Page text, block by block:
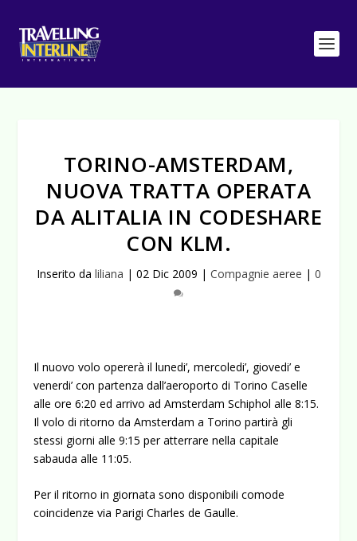
TORINO-AMSTERDAM,
NUOVA TRATTA OPERATA
DA ALITALIA IN CODESHARE
CON KLM.
Inserito da liliana | 02 Dic 2009 | Compagnie aeree | 0
Il nuovo volo opererà il lunedi’, mercoledi’, giovedi’ e
venerdi’ con partenza dall’aeroporto di Torino Caselle
alle ore 6:20 ed arrivo ad Amsterdam Schiphol alle 8:15.
Il volo di ritorno da Amsterdam a Torino partirà gli
stessi giorni alle 9:15 per atterrare nella capitale
sabauda alle 11:05.
Per il ritorno in giornata sono disponibili comode
coincidenze via Parigi Charles de Gaulle.